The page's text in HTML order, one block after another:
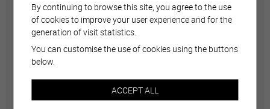
Accueil des nouveaux arrivants
La Ville de Sierre a à cœur d'offrir un accueil de
qualité à toutes les personnes nouvellement arrivées
By continuing to browse this site, you agree to the use
of cookies to improve your user experience and for the
generation of visit statistics.
You can customise the use of cookies using the buttons
below.
ACCEPT ALL